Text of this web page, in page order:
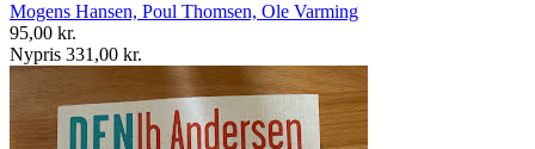
Mogens Hansen, Poul Thomsen, Ole Varming
95,00 kr.
Nypris 331,00 kr.